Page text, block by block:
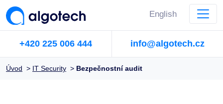
English
+420 225 006 444 info@algotech.cz
Úvod > IT Security > Bezpečnostní audit